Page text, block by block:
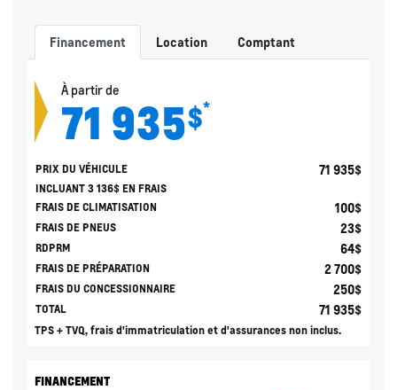
Financement Location Comptant
À partir de
71 935$*
PRIX DU VÉHICULE 71 935$
INCLUANT 3 136$ EN FRAIS
FRAIS DE CLIMATISATION
100$
FRAIS DE PNEUS 23$
RDPRM 64$
FRAIS DE PRÉPARATION 2 700$
FRAIS DU CONCESSIONNAIRE 250$
TOTAL 71 935$
TPS + TVQ, frais d'immatriculation et d'assurances non inclus.
FINANCEMENT